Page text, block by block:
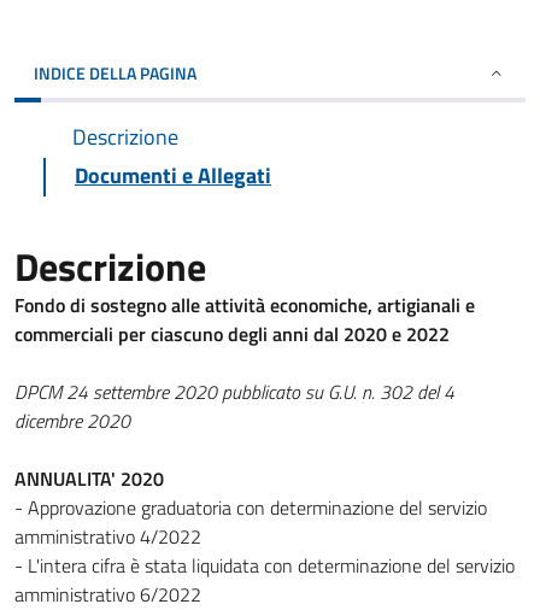
INDICE DELLA PAGINA
Descrizione
Documenti e Allegati
Descrizione
Fondo di sostegno alle attività economiche, artigianali e
commerciali per ciascuno degli anni dal 2020 e 2022
DPCM 24 settembre 2020 pubblicato su G.U. n. 302 del 4
dicembre 2020
ANNUALITA' 2020
- Approvazione graduatoria con determinazione del servizio
amministrativo 4/2022
- L'intera cifra è stata liquidata con determinazione del servizio
amministrativo 6/2022